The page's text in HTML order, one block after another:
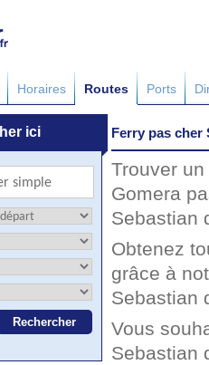
Horaires Routes Ports
Ferry pas cher
Trouver
Gomera
Sebastian
Obtenez
grâce à
Sebastian
Vous
Sebastian